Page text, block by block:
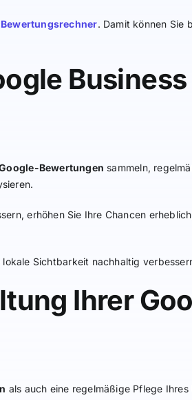
. Damit können Sie
Bewertungen sammeln,
erhöhen Sie Ihre Chancen
lokale Sichtbarkeit nachhaltig
Ihrer
als auch eine regelmäßige Pflege